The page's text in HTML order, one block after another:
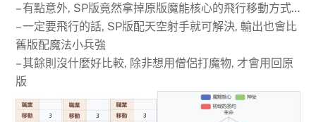
– 有點意外, SP版竟然拿掉原版魔能核心的飛行移動方式…
– 一定要飛行的話, SP版配天空射手就可解決, 輸出也會比
舊版配魔法小兵強
– 其餘則沒什麼好比較, 除非想用僧侶打魔物, 才會用回原
版